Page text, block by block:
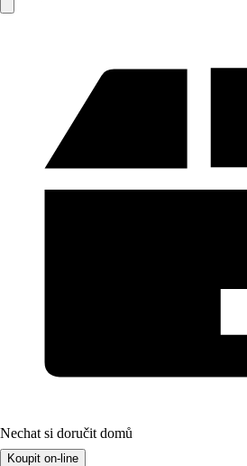
Nechat si doručit domů
Koupit on-line